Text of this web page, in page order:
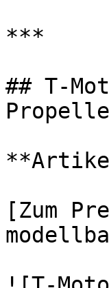
***
## T-
[Zum